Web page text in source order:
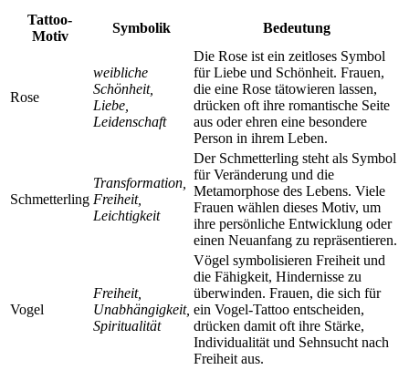
Tattoo-
Motiv
Symbolik Bedeutung
Rose
weibliche
Schönheit,
Liebe,
Leidenschaft
Die Rose ist ein zeitloses Symbol
für Liebe und Schönheit. Frauen,
die eine Rose tätowieren lassen,
drücken oft ihre romantische Seite
aus oder ehren eine besondere
Person in ihrem Leben.
Schmetterling
Transformation,
Freiheit,
Leichtigkeit
Der Schmetterling steht als Symbol
für Veränderung und die
Metamorphose des Lebens. Viele
Frauen wählen dieses Motiv, um
ihre persönliche Entwicklung oder
einen Neuanfang zu repräsentieren.
Vogel
Freiheit,
Unabhängigkeit,
Spiritualität
Vögel symbolisieren Freiheit und
die Fähigkeit, Hindernisse zu
überwinden. Frauen, die sich für
ein Vogel-Tattoo entscheiden,
drücken damit oft ihre Stärke,
Individualität und Sehnsucht nach
Freiheit aus.